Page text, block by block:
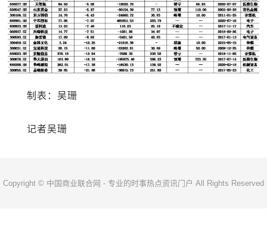
制表：吴珊
记者吴珊
Copyright © 中国商业联合网 - 专业的时事热点资讯门户 All Rights Reserved